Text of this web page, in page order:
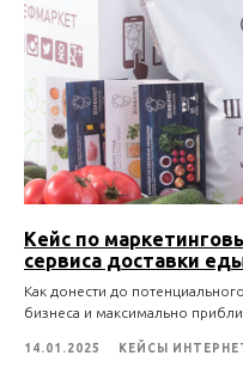
Кейс по
сервиса доставки
Как донести до
бизнеса и максимально
14.01.2025 КЕЙСЫ